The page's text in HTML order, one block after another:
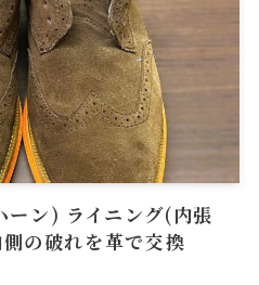
ン) ライニング(内張
の破れを革で交換